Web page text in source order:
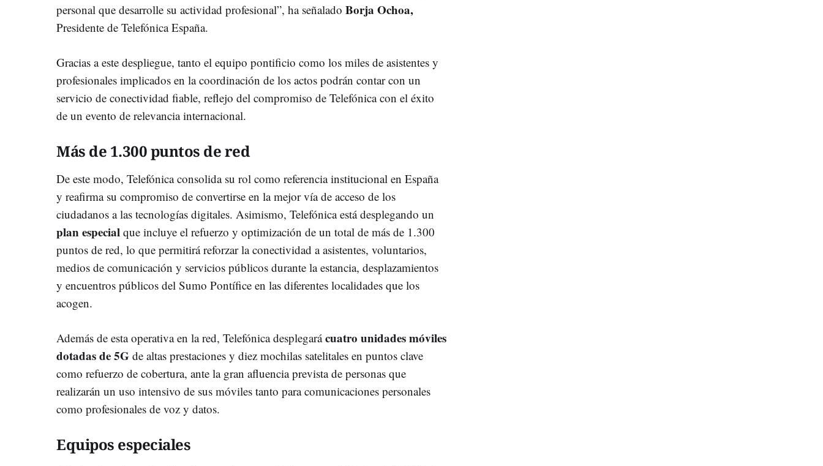
personal que desarrolle su actividad profesional”, ha señalado Borja Ochoa,
Presidente de Telefónica España.
Gracias a este despliegue, tanto el equipo pontificio como los miles de asistentes y
profesionales implicados en la coordinación de los actos podrán contar con un
servicio de conectividad fiable, reflejo del compromiso de Telefónica con el éxito
de un evento de relevancia internacional.
Más de 1.300 puntos de red
De este modo, Telefónica consolida su rol como referencia institucional en España
y reafirma su compromiso de convertirse en la mejor vía de acceso de los
ciudadanos a las tecnologías digitales. Asimismo, Telefónica está desplegando un
plan especial que incluye el refuerzo y optimización de un total de más de 1.300
puntos de red, lo que permitirá reforzar la conectividad a asistentes, voluntarios,
medios de comunicación y servicios públicos durante la estancia, desplazamientos
y encuentros públicos del Sumo Pontífice en las diferentes localidades que los
acogen.
Además de esta operativa en la red, Telefónica desplegarácuatro unidades móviles
dotadas de 5G de altas prestaciones y diez mochilas satelitales en puntos clave
como refuerzo de cobertura, ante la gran afluencia prevista de personas que
realizarán un uso intensivo de sus móviles tanto para comunicaciones personales
como profesionales de voz y datos.
Equipos especiales